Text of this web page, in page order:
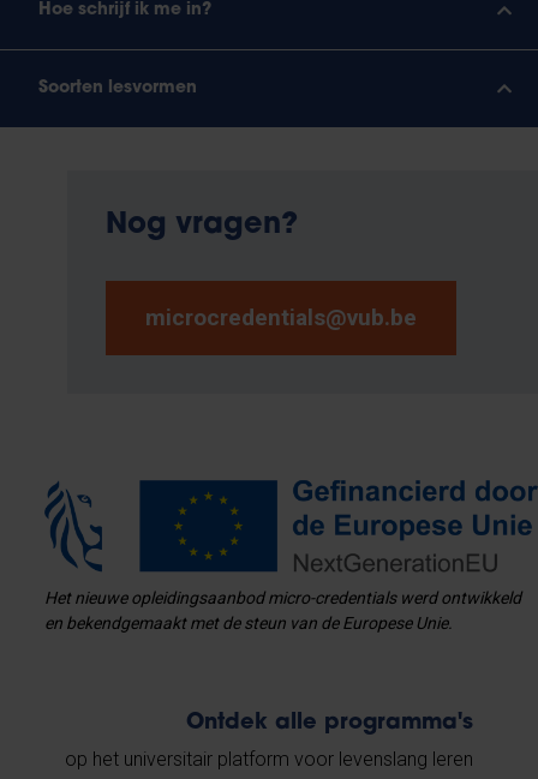
Hoe schrijf ik me in?
Soorten lesvormen
Nog vragen?
microcredentials@vub.be
Ontdek alle programma's
op het universitair platform voor levenslang leren
Het nieuwe opleidingsaanbod micro-credentials werd ontwikkeld
en bekendgemaakt met de steun van de Europese Unie.